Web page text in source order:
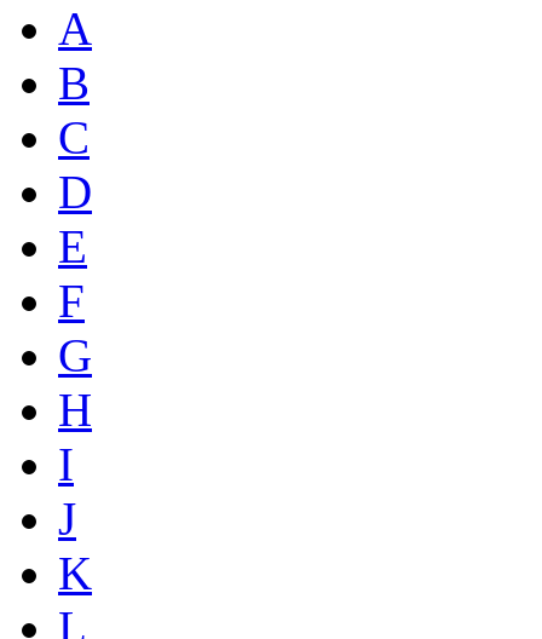
A
B
C
D
E
F
G
H
I
J
K
L